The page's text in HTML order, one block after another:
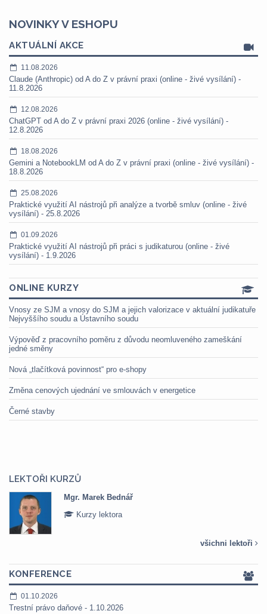
NOVINKY V ESHOPU
AKTUÁLNÍ AKCE
11.08.2026
Claude (Anthropic) od A do Z v právní praxi (online - živé vysílání) -
11.8.2026
12.08.2026
ChatGPT od A do Z v právní praxi 2026 (online - živé vysílání) -
12.8.2026
18.08.2026
Gemini a NotebookLM od A do Z v právní praxi (online - živé vysílání) -
18.8.2026
25.08.2026
Praktické využití AI nástrojů při analýze a tvorbě smluv (online - živé
vysílání) - 25.8.2026
01.09.2026
Praktické využití AI nástrojů při práci s judikaturou (online - živé
vysílání) - 1.9.2026
ONLINE KURZY
Vnosy ze SJM a vnosy do SJM a jejich valorizace v aktuální judikatuře
Nejvyššího soudu a Ústavního soudu
Výpověď z pracovního poměru z důvodu neomluveného zameškání
jedné směny
Nová „tlačítková povinnost“ pro e-shopy
Změna cenových ujednání ve smlouvách v energetice
Černé stavby
LEKTOŘI KURZŮ
Mgr. Marek Bednář
Kurzy lektora
všichni lektoři
KONFERENCE
01.10.2026
Trestní právo daňové - 1.10.2026